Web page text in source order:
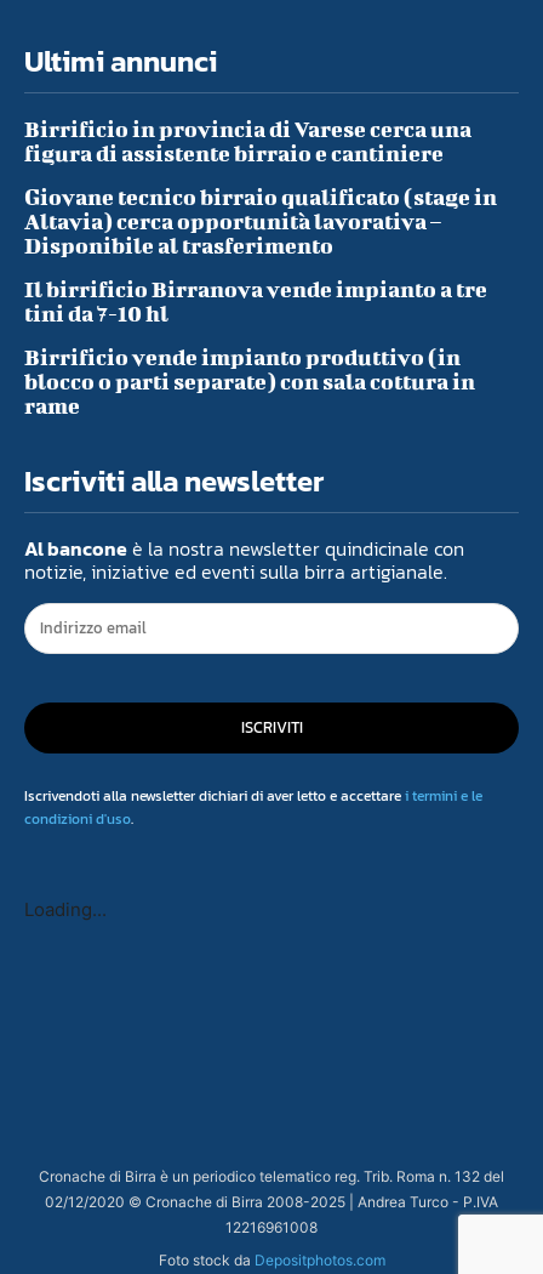
Ultimi annunci
Birrificio in provincia di Varese cerca una
figura di assistente birraio e cantiniere
Giovane tecnico birraio qualificato (stage in
Altavia) cerca opportunità lavorativa –
Disponibile al trasferimento
Il birrificio Birranova vende impianto a tre
tini da 7-10 hl
Birrificio vende impianto produttivo (in
blocco o parti separate) con sala cottura in
rame
Iscriviti alla newsletter
Al banconeè la nostra newsletter quindicinale con
notizie, iniziative ed eventi sulla birra artigianale.
ISCRIVITI
Iscrivendoti alla newsletter dichiari di aver letto e accettarei termini e le
condizioni d'uso.
Loading...
Cronache di Birra è un periodico telematico reg. Trib. Roma n. 132 del
02/12/2020 © Cronache di Birra 2008-2025 | Andrea Turco - P.IVA
12216961008
Foto stock da Depositphotos.com